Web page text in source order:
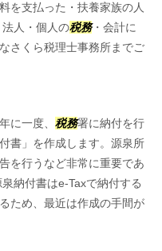
を支払った・扶養家族の人
人・個人の税務・会計に
さくら税理士事務所までご
に一度、 税務署に納付を行
書」を作成します。源泉所
を行うなど非常に重要であ
納付書はe-Taxで納付する
ため、最近は作成の手間が